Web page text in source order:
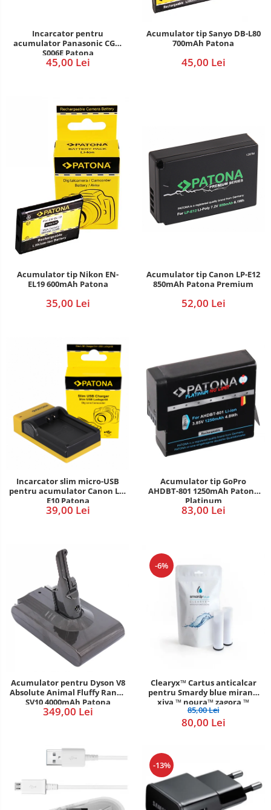
Incarcator pentru
acumulator Panasonic CGA-
S006E Patona
45,00 Lei
Acumulator tip Sanyo DB-L80
700mAh Patona
45,00 Lei
Acumulator tip Nikon EN-
EL19 600mAh Patona
35,00 Lei
Acumulator tip Canon LP-E12
850mAh Patona Premium
52,00 Lei
Incarcator slim micro-USB
pentru acumulator Canon LP-
E10 Patona
39,00 Lei
Acumulator tip GoPro
AHDBT-801 1250mAh Patona
Platinum
83,00 Lei
Acumulator pentru Dyson V8
Absolute Animal Fluffy Range
SV10 4000mAh Patona
Premium
349,00 Lei
-6%
Clearyx™ Cartus anticalcar
pentru Smardy blue miran™
xiva ™ noura™ zagora ™
85,00 Lei
80,00 Lei
-13%